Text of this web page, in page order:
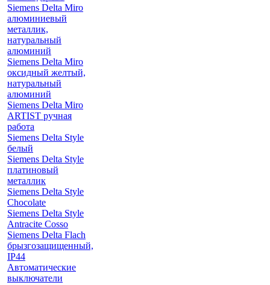
Siemens Delta Miro
алюминиевый
металлик,
натуральный
алюминий
Siemens Delta Miro
оксидный желтый,
натуральный
алюминий
Siemens Delta Miro
ARTIST ручная
работа
Siemens Delta Style
белый
Siemens Delta Style
платиновый
металлик
Siemens Delta Style
Chocolate
Siemens Delta Style
Antracite Cosso
Siemens Delta Flach
брызгозащищенный,
IP44
Автоматические
выключатели